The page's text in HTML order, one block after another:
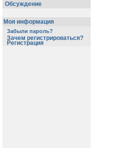
Обсуждение
Моя информация
Забыли пароль?
Зачем регистрироваться?
Регистрация